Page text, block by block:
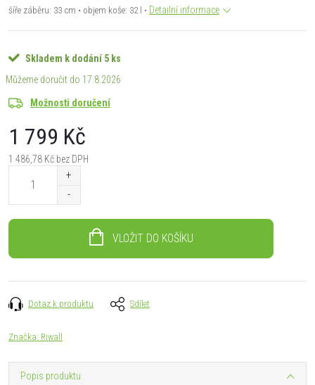
šíře záběru: 33 cm • objem koše: 32 l • Detailní informace
Skladem k dodání 5 ks
17.8.2026
Možnosti doručení
1 799 Kč
1 486,78 Kč bez DPH
VLOŽIT DO KOŠÍKU
Dotaz k produktu Sdílet
Značka: Riwall
Popis produktu